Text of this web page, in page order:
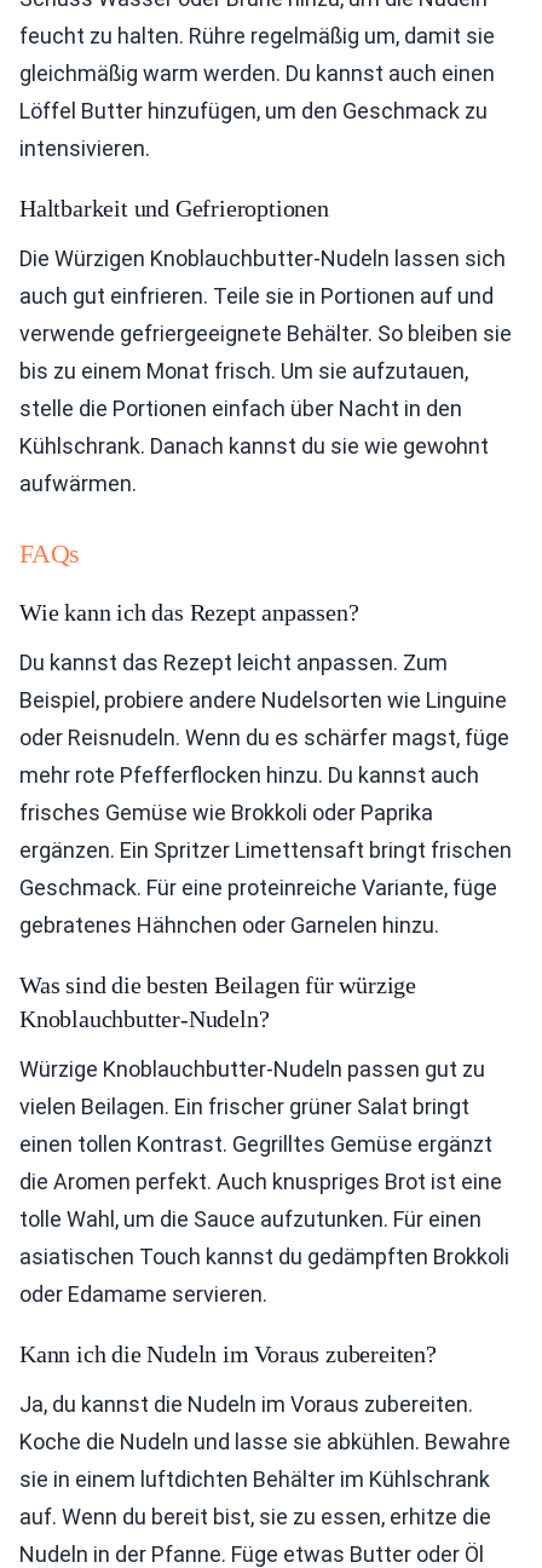
feucht zu halten. Rühre regelmäßig um, damit sie
gleichmäßig warm werden. Du kannst auch einen
Löffel Butter hinzufügen, um den Geschmack zu
intensivieren.
Haltbarkeit und Gefrieroptionen
Die Würzigen Knoblauchbutter-Nudeln lassen sich
auch gut einfrieren. Teile sie in Portionen auf und
verwende gefriergeeignete Behälter. So bleiben sie
bis zu einem Monat frisch. Um sie aufzutauen,
stelle die Portionen einfach über Nacht in den
Kühlschrank. Danach kannst du sie wie gewohnt
aufwärmen.
FAQs
Wie kann ich das Rezept anpassen?
Du kannst das Rezept leicht anpassen. Zum
Beispiel, probiere andere Nudelsorten wie Linguine
oder Reisnudeln. Wenn du es schärfer magst, füge
mehr rote Pfefferflocken hinzu. Du kannst auch
frisches Gemüse wie Brokkoli oder Paprika
ergänzen. Ein Spritzer Limettensaft bringt frischen
Geschmack. Für eine proteinreiche Variante, füge
gebratenes Hähnchen oder Garnelen hinzu.
Was sind die besten Beilagen für würzige
Knoblauchbutter-Nudeln?
Würzige Knoblauchbutter-Nudeln passen gut zu
vielen Beilagen. Ein frischer grüner Salat bringt
einen tollen Kontrast. Gegrilltes Gemüse ergänzt
die Aromen perfekt. Auch knuspriges Brot ist eine
tolle Wahl, um die Sauce aufzutunken. Für einen
asiatischen Touch kannst du gedämpften Brokkoli
oder Edamame servieren.
Kann ich die Nudeln im Voraus zubereiten?
Ja, du kannst die Nudeln im Voraus zubereiten.
Koche die Nudeln und lasse sie abkühlen. Bewahre
sie in einem luftdichten Behälter im Kühlschrank
auf. Wenn du bereit bist, sie zu essen, erhitze die
Nudeln in der Pfanne. Füge etwas Butter oder Öl